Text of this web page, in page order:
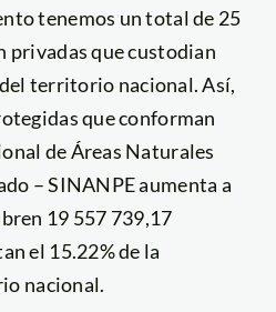
tenemos un total de 25
privadas que custodian
territorio nacional. Así,
que conforman
de Áreas Naturales
– SINANPE aumenta a
19 557 739,17
el 15.22% de la
nacional.